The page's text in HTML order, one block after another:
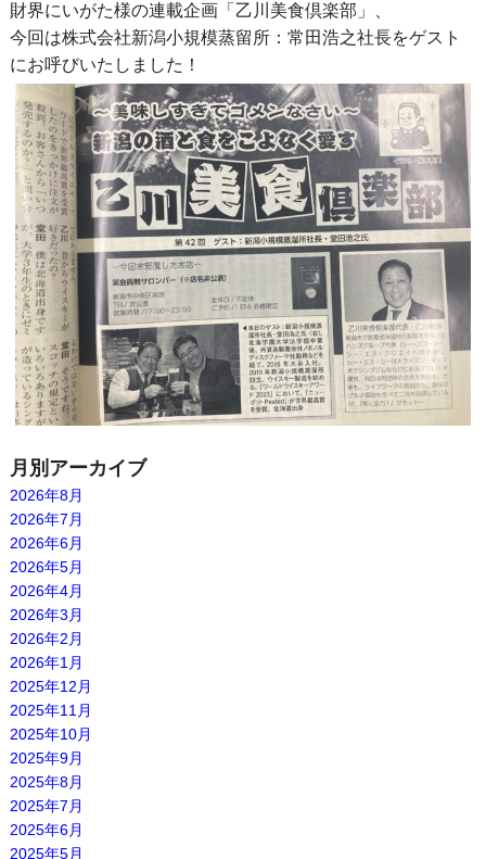
財界にいがた様の連載企画「乙川美食倶楽部」、
今回は株式会社新潟小規模蒸留所：常田浩之社長をゲスト
にお呼びいたしました！
月別アーカイブ
2026年8月
2026年7月
2026年6月
2026年5月
2026年4月
2026年3月
2026年2月
2026年1月
2025年12月
2025年11月
2025年10月
2025年9月
2025年8月
2025年7月
2025年6月
2025年5月